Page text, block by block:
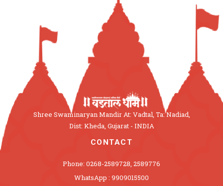
Shree Swaminaryan Mandir At: Vadtal, Ta: Nadiad,
Dist: Kheda, Gujarat - INDIA
CONTACT
Phone: 0268-2589728, 2589776
WhatsApp : 9909015500